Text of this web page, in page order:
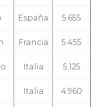
España 5.655
Francia 5.455
Italia 5.125
Italia 4.960